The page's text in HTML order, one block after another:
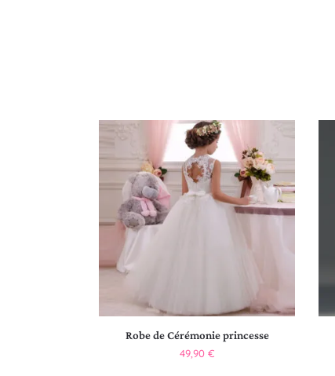
Robe de Cérémonie princesse
49,90 €